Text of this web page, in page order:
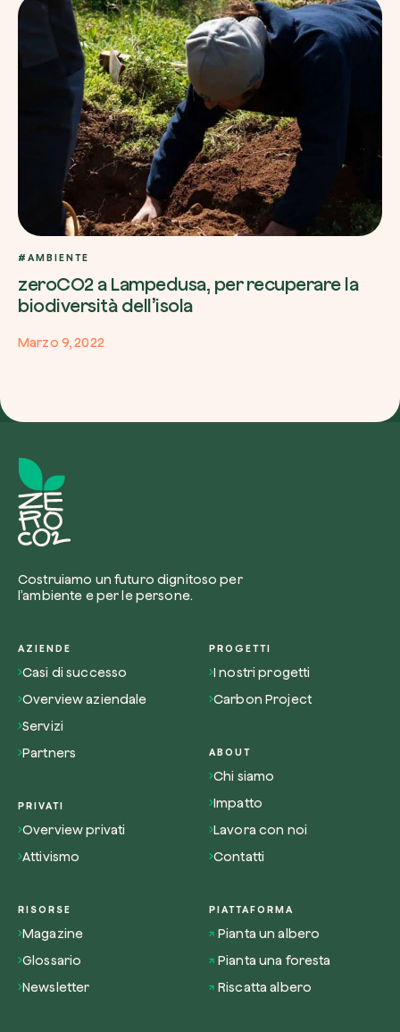
#AMBIENTE
zeroCO2 a Lampedusa, per recuperare la
biodiversità dell’isola
Marzo 9, 2022
Costruiamo un futuro dignitoso per
l’ambiente e per le persone.
AZIENDE
Casi di successo
Overview aziendale
Servizi
Partners
PRIVATI
Overview privati
Attivismo
PROGETTI
I nostri progetti
Carbon Project
ABOUT
Chi siamo
Impatto
Lavora con noi
Contatti
RISORSE
Magazine
Glossario
Newsletter
PIATTAFORMA
Pianta un albero
Pianta una foresta
Riscatta albero
Esplora la mappa
Guarda i tuoi alberi crescere dallo spazio
tecnologia satellitare.
Inizia a esplorare
Usa il codice